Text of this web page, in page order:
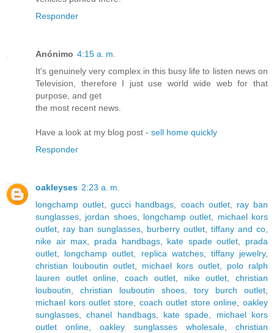
Responder
Anónimo 4:15 a. m.
It's genuinely very complex in this busy life to listen news on
Television, therefore I just use world wide web for that
purpose, and get
the most recent news.
Have a look at my blog post - sell home quickly
Responder
oakleyses 2:23 a. m.
longchamp outlet ,gucci handbags coach outlet, ray ban
sunglasses
jordan shoes, longchamp outlet
michael kors
outlet
ray ban sunglasses burberry outlet tiffany and co
nike air max
prada handbags, kate spade outlet
prada
outlet
longchamp outlet replica watches, tiffany jewelry,
christian louboutin outlet
michael kors outlet
polo ralph
lauren outlet online ,coach outlet, nike outlet ,christian
louboutin
christian louboutin shoes tory burch outlet
michael kors outlet store, coach outlet store online
oakley
sunglasses ,chanel handbags, kate spade
michael kors
outlet online ,oakley sunglasses wholesale,christian